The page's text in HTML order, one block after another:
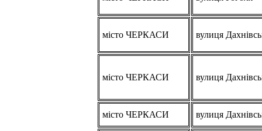
місто ЧЕРКАСИ вулиця
місто ЧЕРКАСИ вулиця
місто ЧЕРКАСИ вулиця